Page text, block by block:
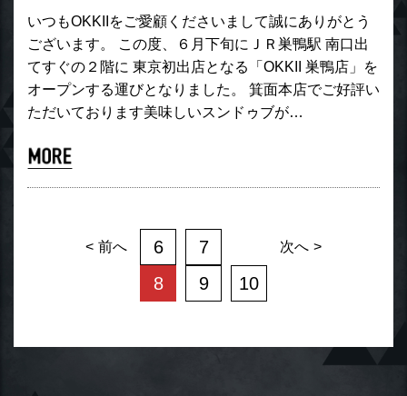
いつもOKKIIをご愛顧くださいまして誠にありがとう
ございます。 この度、６月下旬にＪＲ巣鴨駅 南口出
てすぐの２階に 東京初出店となる「OKKII 巣鴨店」を
オープンする運びとなりました。 箕面本店でご好評い
ただいております美味しいスンドゥブが…
前へ 6
7
8
9 10
次へ